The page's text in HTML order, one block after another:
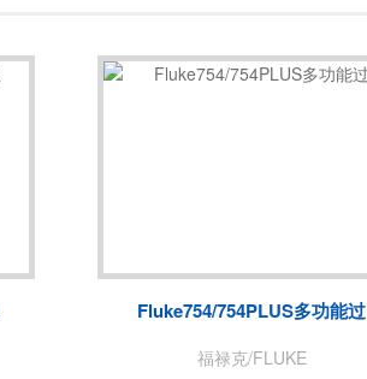
TABOR
Fluke754/754PLUS多功能过
福禄克/FLUKE